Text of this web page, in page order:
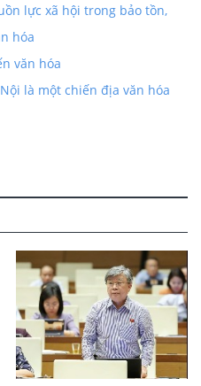
lực xã hội trong bảo tồn,
hóa
văn hóa
là một chiến địa văn hóa